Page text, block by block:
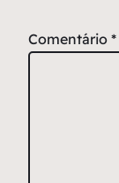
Comentário *